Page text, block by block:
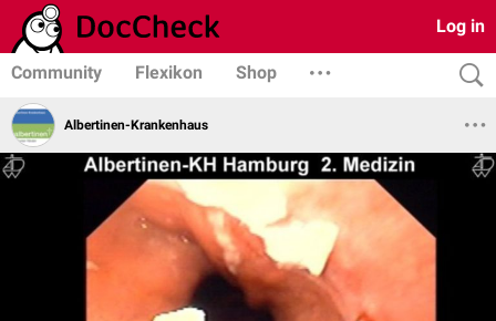
Log in
Community Flexikon Shop
Albertinen-Krankenhaus